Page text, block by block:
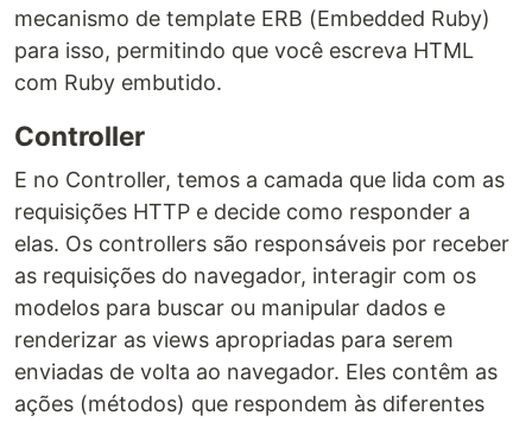
mecanismo de template ERB (Embedded Ruby)
para isso, permitindo que você escreva HTML
com Ruby embutido.
Controller
E no Controller, temos a camada que lida com as
requisições HTTP e decide como responder a
elas. Os controllers são responsáveis por receber
as requisições do navegador, interagir com os
modelos para buscar ou manipular dados e
renderizar as views apropriadas para serem
enviadas de volta ao navegador. Eles contêm as
ações (métodos) que respondem às diferentes